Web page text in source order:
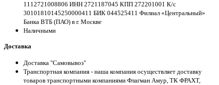
1112721008806 ИНН 2721187045 КПП 272201001 К/с
30101810145250000411 БИК 044525411 Филиал «Центральный»
Банка ВТБ (ПАО) в г. Москве
Наличными
Доставка
Доставка "Самовывоз"
Транспортная компания - наша компания осуществляет доставку
товаров транспортными компаниями Флагман Амур, ТК ФРАХТ,